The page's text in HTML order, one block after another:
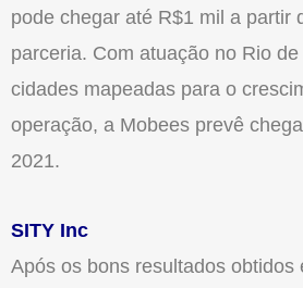
pode chegar até R$1 mil a partir
parceria. Com atuação no Rio
cidades mapeadas para o
operação, a Mobees prevê
2021.
SITY Inc
Após os bons resultados obtidos